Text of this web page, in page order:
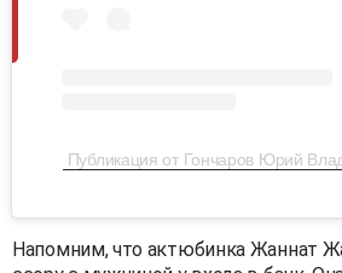
Публикация от Гончаров Юрий
Напомним, что актюбинка Жаннат